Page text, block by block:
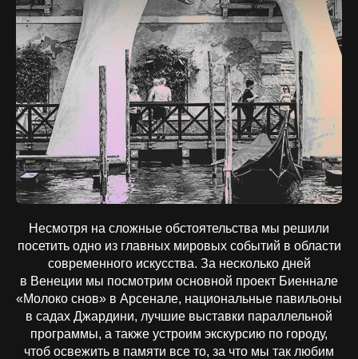
Несмотря на сложные обстоятельства мы решили
посетить одно из главных мировых событий в области
современного искусства. За несколько дней
в Венеции мы посмотрим основной проект Биеннале
«Молоко снов» в Арсенале, национальные павильоны
в садах Джардини, лучшие выставки параллельной
программы, а также устроим экскурсию по городу,
чтоб освежить в памяти все то, за что мы так любим